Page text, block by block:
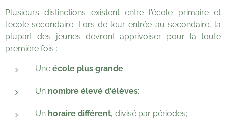
Plusieurs distinctions existent entre l'école primaire et
l'école secondaire. Lors de leur entrée au secondaire, la
plupart des jeunes devront apprivoiser pour la toute
première fois :
Une école plus grande;
Un nombre élevé d'élèves;
Un horaire différent, divisé par périodes;